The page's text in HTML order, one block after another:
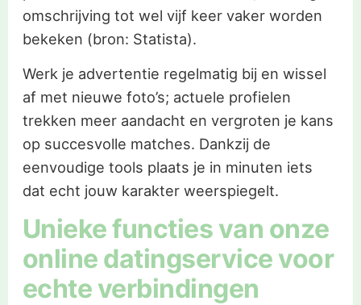
omschrijving tot wel vijf keer vaker worden
bekeken (bron: Statista).
Werk je advertentie regelmatig bij en wissel
af met nieuwe foto’s; actuele profielen
trekken meer aandacht en vergroten je kans
op succesvolle matches. Dankzij de
eenvoudige tools plaats je in minuten iets
dat echt jouw karakter weerspiegelt.
Unieke functies van onze
online datingservice voor
echte verbindingen